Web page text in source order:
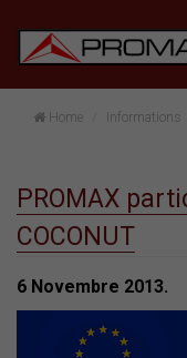
Home Informations
PROMAX
COCONUT
6 Novembre 2013.